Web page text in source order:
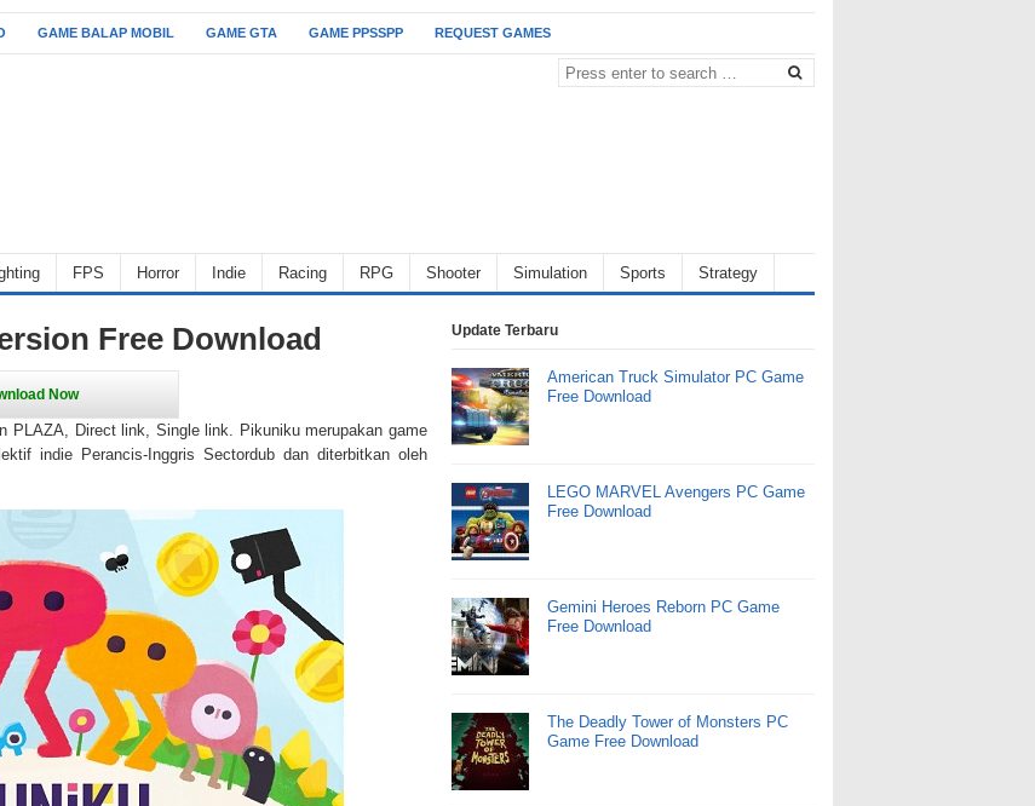
GAME BALAP MOBIL GAME GTA GAME PPSSPP REQUEST GAMES
FPS Horror Indie Racing RPG Shooter Simulation Sports Strategy
Free Download
PLAZA, Direct link, Single link. Pikuniku merupakan game
indie Perancis-Inggris Sectordub dan diterbitkan oleh
Update Terbaru
American Truck Simulator PC Game
Free Download
LEGO MARVEL Avengers PC Game
Free Download
Gemini Heroes Reborn PC Game
Free Download
The Deadly Tower of Monsters PC
Game Free Download